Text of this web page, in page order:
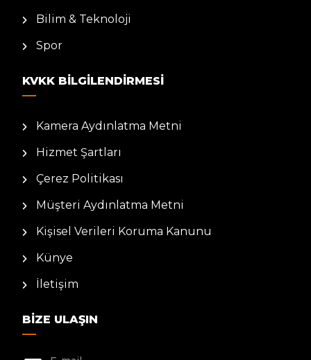
Bilim & Teknoloji
Spor
KVKK BILGILENDIRMESI
Kamera Aydınlatma Metni
Hizmet Şartları
Çerez Politikası
Müşteri Aydınlatma Metni
Kişisel Verileri Koruma Kanunu
Künye
İletişim
BIZE ULAŞIN